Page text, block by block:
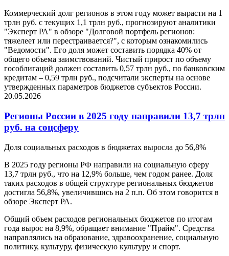
Коммерческий долг регионов в этом году может вырасти на 1
трлн руб. с текущих 1,1 трлн руб., прогнозируют аналитики
"Эксперт РА" в обзоре "Долговой портфель регионов:
тяжелеет или перестраивается?", с которым ознакомились
"Ведомости". Его доля может составить порядка 40% от
общего объема заимствований. Чистый прирост по объему
гособлигаций должен составить 0,57 трлн руб., по банковским
кредитам – 0,59 трлн руб., подсчитали эксперты на основе
утвержденных параметров бюджетов субъектов России.
20.05.2026
Регионы России в 2025 году направили 13,7 трлн
руб. на соцсферу
Доля социальных расходов в бюджетах выросла до 56,8%
В 2025 году регионы РФ направили на социальную сферу
13,7 трлн руб., что на 12,9% больше, чем годом ранее. Доля
таких расходов в общей структуре региональных бюджетов
достигла 56,8%, увеличившись на 2 п.п. Об этом говорится в
обзоре Эксперт РА.
Общий объем расходов региональных бюджетов по итогам
года вырос на 8,9%, обращает внимание "Прайм". Средства
направлялись на образование, здравоохранение, социальную
политику, культуру, физическую культуру и спорт.